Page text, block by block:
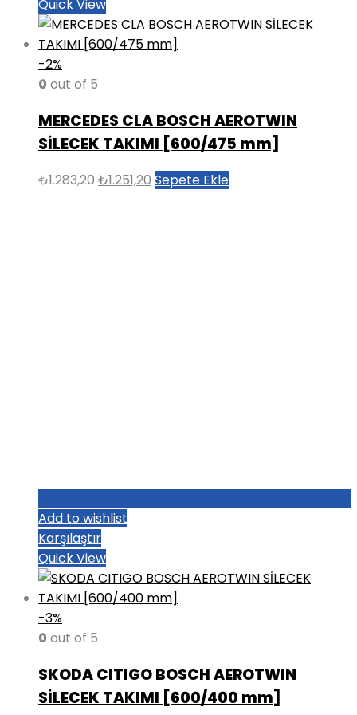
Quick View
-2%
0 out of 5
MERCEDES CLA BOSCH AEROTWIN
SİLECEK TAKIMI [600/475 mm]
₺1.283,20Orijinal
₺1.251,20 Şu
Sepete Ekle
Add to wishlist
Karşılaştır
Quick View
-3%
0 out of 5
SKODA CITIGO BOSCH AEROTWIN
SİLECEK TAKIMI [600/400 mm]